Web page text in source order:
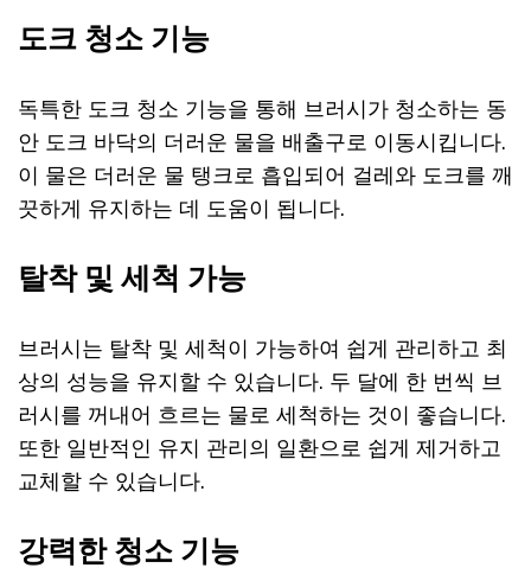
도크 청소 기능
독특한 도크 청소 기능을 통해 브러시가 청소하는 동
안 도크 바닥의 더러운 물을 배출구로 이동시킵니다.
이 물은 더러운 물 탱크로 흡입되어 걸레와 도크를 깨
끗하게 유지하는 데 도움이 됩니다.
탈착 및 세척 가능
브러시는 탈착 및 세척이 가능하여 쉽게 관리하고 최
상의 성능을 유지할 수 있습니다. 두 달에 한 번씩 브
러시를 꺼내어 흐르는 물로 세척하는 것이 좋습니다.
또한 일반적인 유지 관리의 일환으로 쉽게 제거하고
교체할 수 있습니다.
강력한 청소 기능